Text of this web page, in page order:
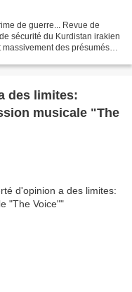
de guerre... Revue de
sécurité du Kurdistan irakien
des présumés
des limites:
musicale "The